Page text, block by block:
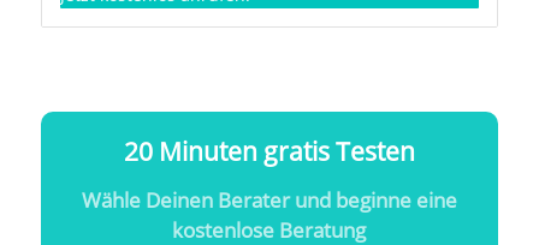
20 Minuten gratis Testen
Wähle Deinen Berater und beginne eine
kostenlose Beratung